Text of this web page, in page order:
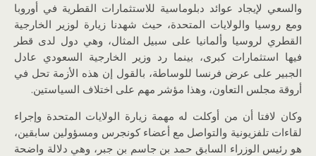
والسعي لإيجاد عوائد دبلوماسية للاستثمارات القطرية في أوروبا
ومع روسيا والولايات المتحدة، حيث شهدنا زيارة لوزير الخارجية
القطري لروسيا وألمانيا على سبيل المثال، وهي دول لدى قطر
فيها استثمارات كبرى، بينما رد وزير الخارجية السعودي عادل
الجبير على عرض فرنسا للوساطة، بالقول إن هذه الأزمة تحل في
أروقة مجلس التعاون، وهذا مؤشر مهم على اختلاف السياستين.
وكان لافتا أن من أوكلت له مهمة زيارة الولايات المتحدة وإجراء
لقاءات تلفزيونية والتواصل مع أعضاء كونجرس ومسؤولين سابقين،
هو رئيس الوزراء السابق حمد بن جاسم بن جبر، وهي دلالة واضحة